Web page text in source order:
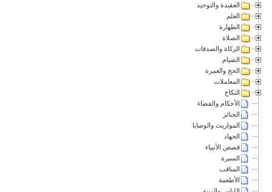
العقيدة والتوحيد
العلم
الطهارة
الصلاة
الزكاة والصدقات
الصيام
الحج والعمرة
المعاملات
النكاح
الأحكام والقضاء
الجنائز
المواريث والوصايا
الجهاد
قصص الأنبياء
السيرة
المناقب
الأطعمة